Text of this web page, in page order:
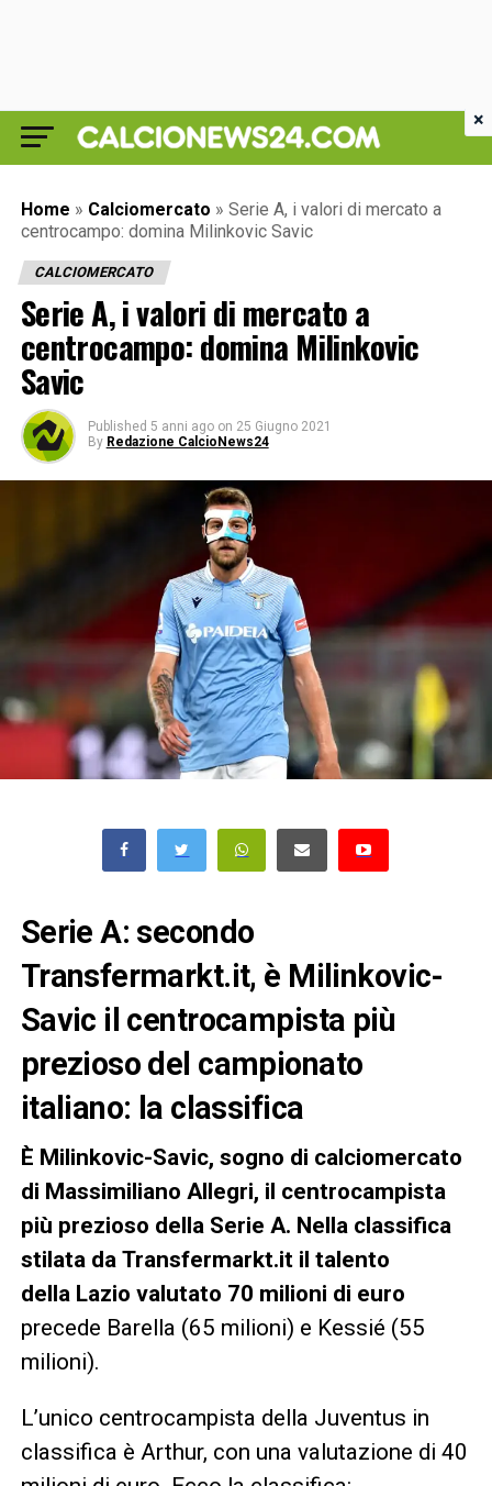
Home » Calciomercato » Serie A, i valori di mercato a
centrocampo: domina Milinkovic Savic
CALCIOMERCATO
Serie A, i valori di mercato a
centrocampo: domina Milinkovic
Savic
Published 5 anni ago on 25 Giugno 2021
By Redazione CalcioNews24
Serie A: secondo
Transfermarkt.it, è Milinkovic-
Savic il centrocampista più
prezioso del campionato
italiano: la classifica
È Milinkovic-Savic, sogno di calciomercato
di Massimiliano Allegri, il centrocampista
più prezioso della Serie A. Nella classifica
stilata da Transfermarkt.it il talento
della Lazio valutato 70 milioni di euro
precede Barella (65 milioni) e Kessié (55
milioni).
L’unico centrocampista della Juventus in
classifica è Arthur, con una valutazione di 40
×